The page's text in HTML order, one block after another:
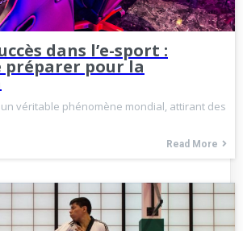
dans l’e-sport :
préparer pour la
véritable phénomène mondial, attirant des
Read More